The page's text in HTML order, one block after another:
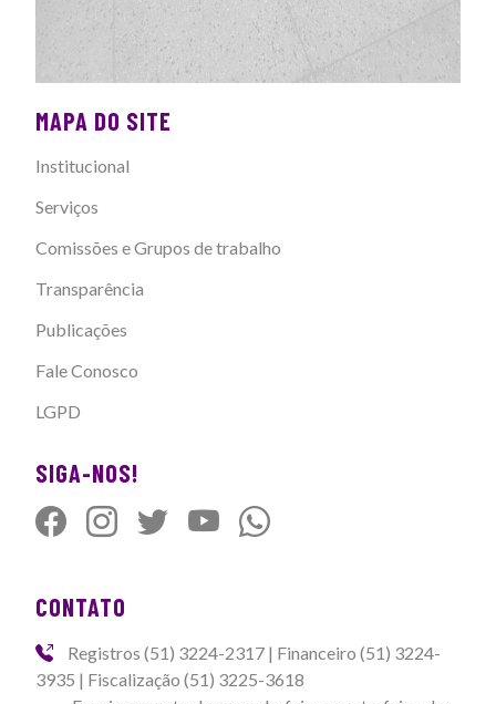
MAPA DO SITE
Institucional
Serviços
Comissões e Grupos de trabalho
Transparência
Publicações
Fale Conosco
LGPD
SIGA-NOS!
CONTATO
Registros (51) 3224-2317 | Financeiro (51) 3224-
3935 | Fiscalização (51) 3225-3618